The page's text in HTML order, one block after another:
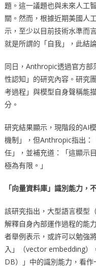
題。這一議題也與未來人工
關。然而，根據近期美國人
示，至少以目前技術水準而
就是所謂的「自我」，此結
同日，Anthropic透過官方
性認知」的研究內容。研究
考過程」與模型自身聲稱能
分。
研究結果顯示，現階段的AI
機制」，但Anthropic指出：
任」，並補充道：「這顯示
極為有限。」
「向量資料庫」識別能力，
該研究指出，大型語言模
解釋自身內部運作過程的
者舉例表示，或許可以勉強
入」（vector embedding）
DB）」中的識別能力，看